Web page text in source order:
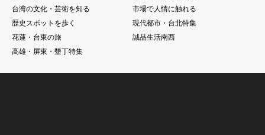
台湾の文化・芸術を知る
市場で人情に触れる
歴史スポットを歩く
現代都市・台北特集
花蓮・台東の旅
誠品生活南西
高雄・屏東・墾丁特集